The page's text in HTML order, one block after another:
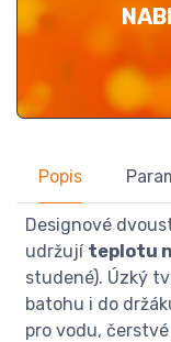
Popis
Designové
udržují teplotu
studené). Úzký
batohu i do
pro vodu,